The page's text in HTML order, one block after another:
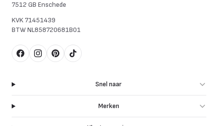
7512 GB Enschede
KVK71451439
BTWNL858720681B01
FacebookInstagram
Pinterest
TikTok
Snel naar
Merken